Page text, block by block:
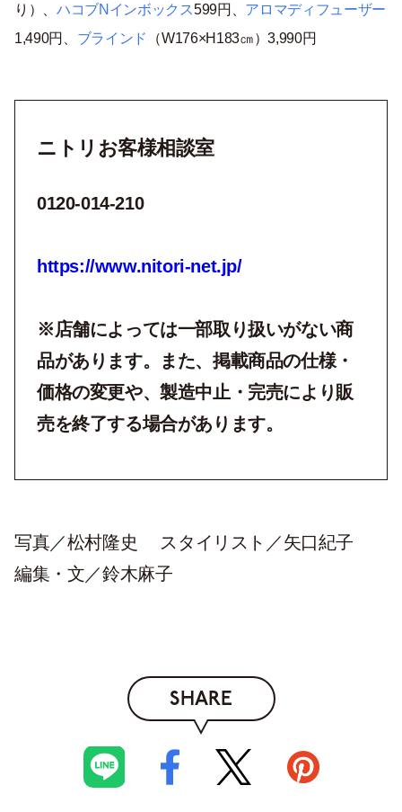
り）、ハコブNインボックス599円、 アロマディフューザー
1,490円、 ブラインド （W176×H183㎝）3,990円
ニトリお客様相談室
0120-014-210
https://www.nitori-net.jp/
※店舗によっては一部取り扱いがない商
品があります。また、掲載商品の仕様・
価格の変更や、製造中止・完売により販
売を終了する場合があります。
写真／松村隆史 スタイリスト／矢口紀子
編集・文／鈴木麻子
SHARE